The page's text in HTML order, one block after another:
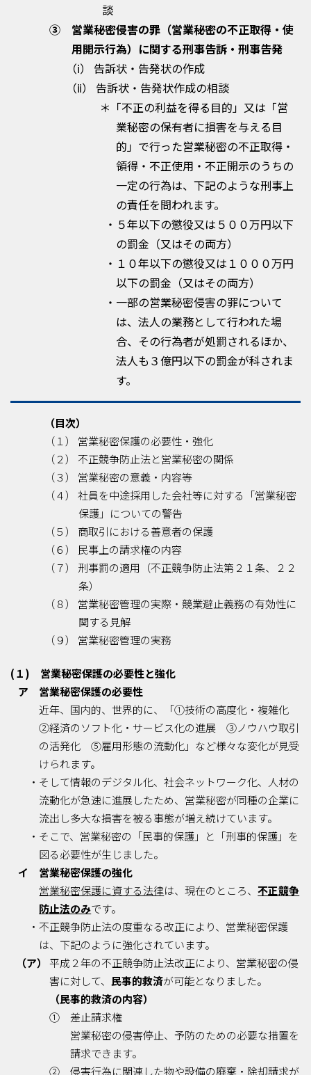
談
③ 営業秘密侵害の罪（営業秘密の不正取得・使
用開示行為）に関する刑事告訴・刑事告発
（ⅰ） 告訴状・告発状の作成
（ⅱ） 告訴状・告発状作成の相談
＊「不正の利益を得る目的」又は「営
業秘密の保有者に損害を与える目
的」で行った営業秘密の不正取得・
領得・不正使用・不正開示のうちの
一定の行為は、下記のような刑事上
の責任を問われます。
・５年以下の懲役又は５００万円以下
の罰金（又はその両方）
・１０年以下の懲役又は１０００万円
以下の罰金（又はその両方）
・一部の営業秘密侵害の罪について
は、法人の業務として行われた場
合、その行為者が処罰されるほか、
法人も３億円以下の罰金が科されま
す。
（目次）
（１） 営業秘密保護の必要性・強化
（２） 不正競争防止法と営業秘密の関係
（３） 営業秘密の意義・内容等
（４） 社員を中途採用した会社等に対する「営業秘密
保護」についての警告
（５） 商取引における善意者の保護
（６） 民事上の請求権の内容
（７） 刑事罰の適用（不正競争防止法第２１条、２２
条）
（８） 営業秘密管理の実際・競業避止義務の有効性に
関する見解
（９） 営業秘密管理の実務
(１) 営業秘密保護の必要性と強化
ア 営業秘密保護の必要性
近年、国内的、世界的に、「①技術の高度化・複雑化
②経済のソフト化・サービス化の進展 ③ノウハウ取引
の活発化 ⑤雇用形態の流動化」など様々な変化が見受
けられます。
・そして情報のデジタル化、社会ネットワーク化、人材の
流動化が急速に進展したため、営業秘密が同種の企業に
流出し多大な損害を被る事態が増え続けています。
・そこで、営業秘密の「民事的保護」と「刑事的保護」を
図る必要性が生じました。
イ 営業秘密保護の強化
営業秘密保護に資する法律は、現在のところ、不正競争
防止法のみです。
・不正競争防止法の度重なる改正により、営業秘密保護
は、下記のように強化されています。
（ア）
平成２年の不正競争防止法改正により、営業秘密の侵
害に対して、 民事的救済が可能となりました。
（民事的救済の内容）
① 差止請求権
営業秘密の侵害停止、予防のための必要な措置を
請求できます。
② 侵害行為に関連した物や設備の廃棄・除却請求が